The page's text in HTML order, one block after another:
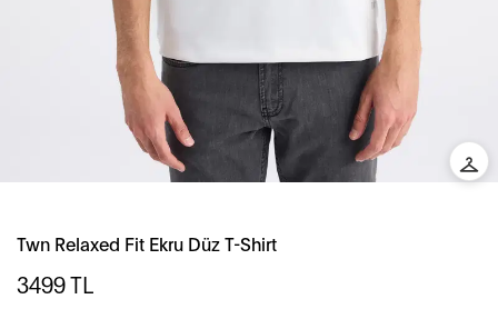
Twn Relaxed Fit Ekru Düz T-Shirt
3499TL